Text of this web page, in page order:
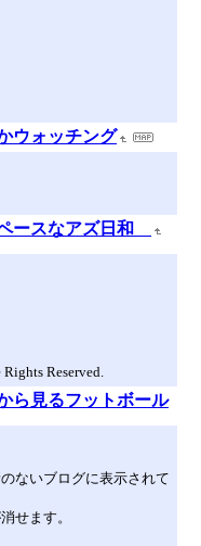
ウォッチング
ースなアズ日和
Reserved.
ら見るフットボール
ないブログに表示されて
せます。